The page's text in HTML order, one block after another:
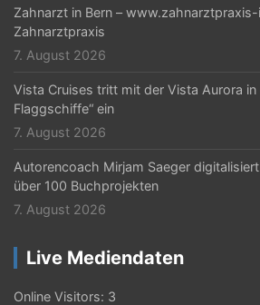
Zahnarzt in Bern –
Zahnarztpraxis
7. August 2026
Vista Cruises tritt mit der Vista Aurora in
Flaggschiffe“ ein
7. August 2026
Autorencoach Mirjam Saeger
über 100 Buchprojekten
7. August 2026
Live Mediendaten
Online Visitors: 3